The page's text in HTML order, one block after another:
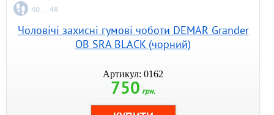
40 ... 48
Чоловічі захисні гумові чоботи DEMAR Grander
OB SRA BLACK (чорний)
Артикул: 0162
750 грн.